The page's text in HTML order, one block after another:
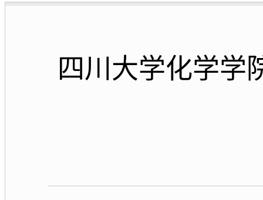
四川大学化学学